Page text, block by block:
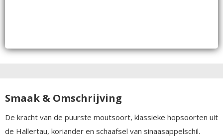
Smaak & Omschrijving
De kracht van de puurste moutsoort, klassieke hopsoorten uit
de Hallertau, koriander en schaafsel van sinaasappelschil.